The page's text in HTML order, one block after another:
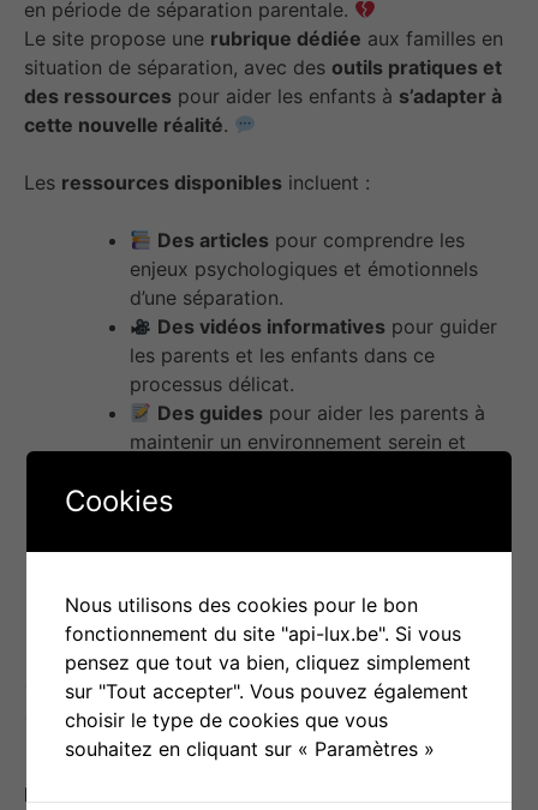
en période de séparation parentale.
Le site propose une rubrique dédiée aux familles en
situation de séparation, avec des outils pratiques et
des ressources pour aider les enfants à s’adapter à
cette nouvelle réalité.
Les ressources disponibles incluent :
Des articles pour comprendre les
enjeux psychologiques et émotionnels
d’une séparation.
Des vidéos informatives pour guider
les parents et les enfants dans ce
processus délicat.
Des guides pour aider les parents à
maintenir un environnement serein et
changements.
communication et aider les enfants à
Liens utiles
PAGE DU SITE INTERNET, REGROUPANT LES
Cookies
Nous utilisons des cookies pour le bon
fonctionnement du site "api-lux.be". Si vous
pensez que tout va bien, cliquez simplement
sur "Tout accepter". Vous pouvez également
choisir le type de cookies que vous
souhaitez en cliquant sur « Paramètres »